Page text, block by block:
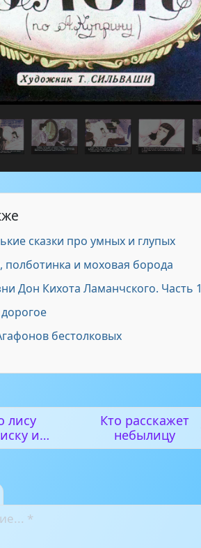
сказки про умных и глупых
и моховая борода
Дон Кихота Ламанчского. Часть 1
бестолковых
лису
и
Коську
Кто расскажет
небылицу